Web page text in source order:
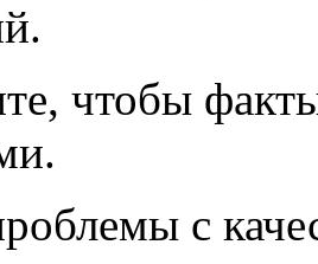
чтобы
с